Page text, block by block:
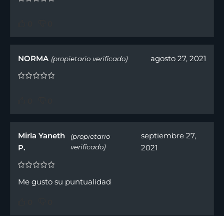
NORMA (propietario verificado) agosto 27, 2021
Mirla Yaneth
P.
(propietario
verificado)
septiembre 27,
2021
Me gusto su puntualidad